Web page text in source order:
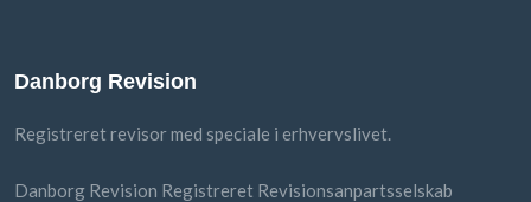
Danborg Revision
Registreret revisor med speciale i erhvervslivet.
Danborg Revision Registreret Revisionsanpartsselskab